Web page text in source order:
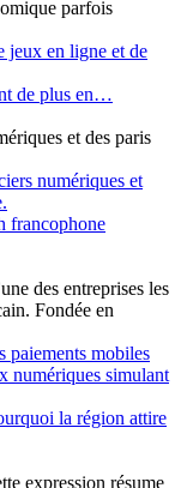
parfois
de plus en…
et des paris
francophone
des entreprises les
Fondée en
la région attire
expression résume